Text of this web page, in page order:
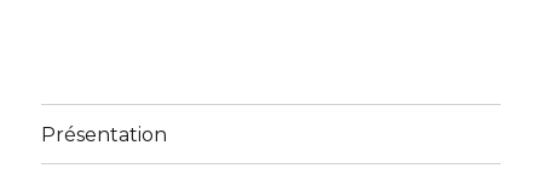
Présentation